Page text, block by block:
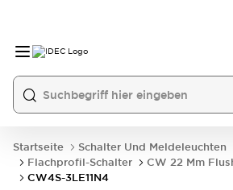
Startseite Schalter Und Meldeleuchten
Flachprofil-Schalter
CW 22 Mm
CW4S-3LE11N4